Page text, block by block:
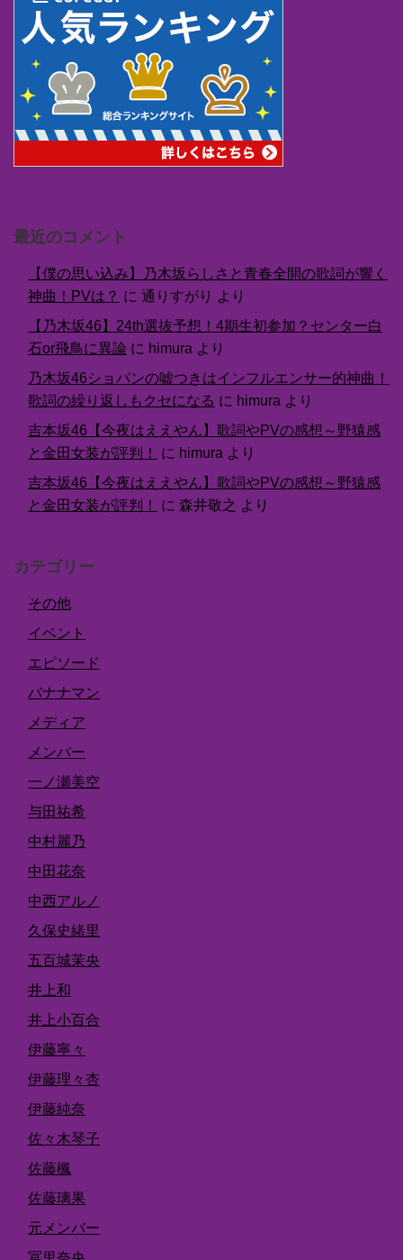
最近のコメント
【僕の思い込み】乃木坂らしさと青春全開の歌詞が響く
神曲！PVは？ に 通りすがり より
【乃木坂46】24th選抜予想！4期生初参加？センター白
石or飛鳥に異論 に himura より
乃木坂46ショパンの嘘つきはインフルエンサー的神曲！
歌詞の繰り返しもクセになる に himura より
吉本坂46【今夜はええやん】歌詞やPVの感想～野猿感
と金田女装が評判！
に himura より
吉本坂46【今夜はええやん】歌詞やPVの感想～野猿感
と金田女装が評判！
に 森井敬之 より
カテゴリー
その他
イベント
エピソード
バナナマン
メディア
メンバー
一ノ瀬美空
与田祐希
中村麗乃
中田花奈
中西アルノ
久保史緒里
五百城茉央
井上和
井上小百合
伊藤寧々
伊藤理々杏
伊藤純奈
佐々木琴子
佐藤楓
佐藤璃果
元メンバー